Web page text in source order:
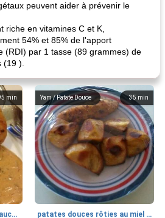
peuvent aider à prévenir le
riche en vitamines C et K,
54% et 85% de l'apport
(RDI) par 1 tasse (89 grammes) de
).
min
paprika huhn (poulet à la sauce paprika).
35 min
Yam / Patate Douce
patates douces rôties au miel / kumara